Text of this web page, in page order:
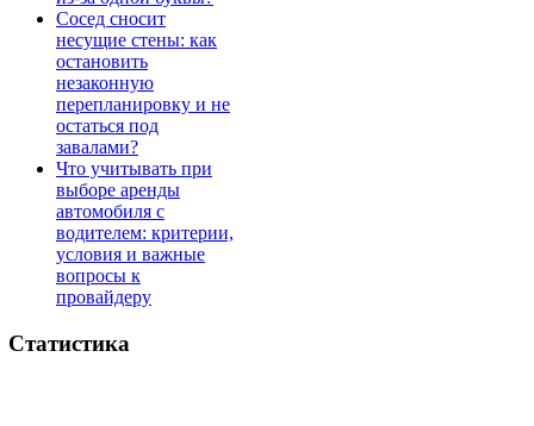
Сосед сносит
несущие стены: как
остановить
незаконную
перепланировку и не
остаться под
завалами?
Что учитывать при
выборе аренды
автомобиля с
водителем: критерии,
условия и важные
вопросы к
провайдеру
Статистика